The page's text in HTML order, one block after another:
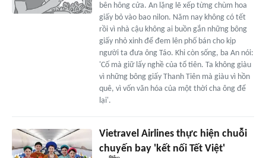
bên hông cửa. An lặng lẽ xếp từng chùm hoa
giấy bỏ vào bao nilon. Năm nay không có tết
rồi vì nhà cậu không ai buồn gắn những bông
giấy nhỏ xinh để đem lên phố bán cho kịp
người ta đưa ông Táo. Khi còn sống, ba An nói:
'Cố mà giữ lấy nghề của tổ tiên. Ta không giàu
vì những bông giấy Thanh Tiên mà giàu vì hồn
quê, vì vốn văn hóa của một thời cha ông để
lại'.
Vietravel Airlines thực hiện chuỗi
chuyến bay 'kết nối Tết Việt'